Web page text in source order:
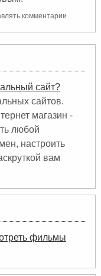
комментарии
сайт?
сайтов.
магазин -
любой
настроить
вам